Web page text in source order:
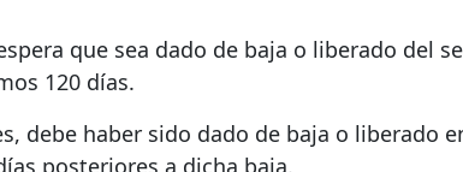
que sea dado de baja o liberado del
120 días.
debe haber sido dado de baja o liberado
posteriores a dicha baja.